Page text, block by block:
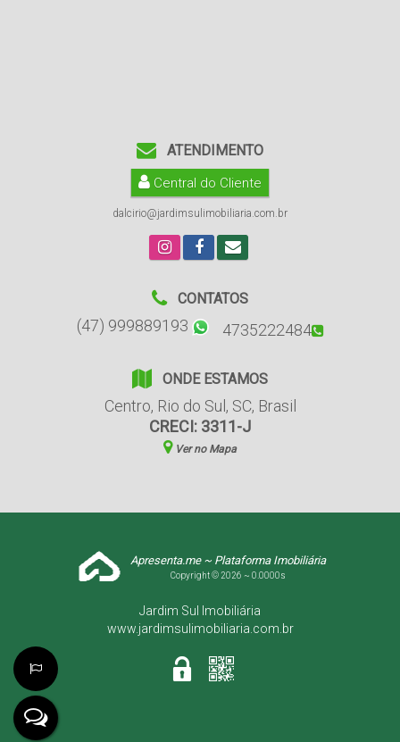
ATENDIMENTO
Central do Cliente
dalcirio@jardimsulimobiliaria.com.br
CONTATOS
(47) 999889193 4735222484
ONDE ESTAMOS
Centro, Rio do Sul , SC, Brasil
CRECI: 3311-J
Ver no Mapa
Apresenta.me ~ Plataforma Imobiliária
Copyright © 2026 ~ 0.0000s
Jardim Sul Imobiliária
www.jardimsulimobiliaria.com.br